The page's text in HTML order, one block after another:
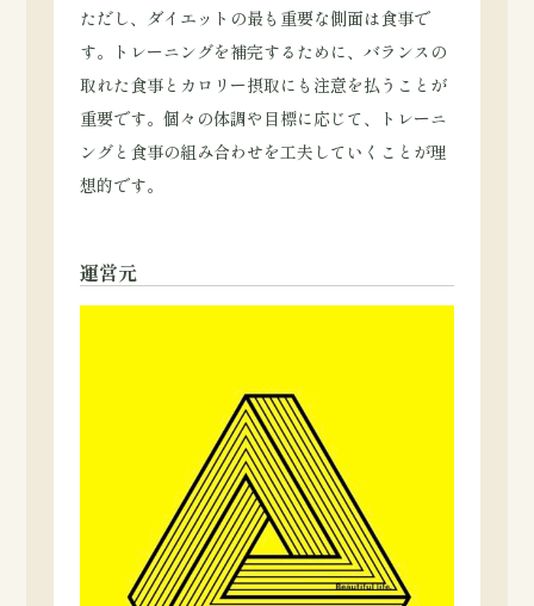
ただし、ダイエットの最も重要な側面は食事で
す。トレーニングを補完するために、バランスの
取れた食事とカロリー摂取にも注意を払うことが
重要です。個々の体調や目標に応じて、トレーニ
ングと食事の組み合わせを工夫していくことが理
想的です。
運営元